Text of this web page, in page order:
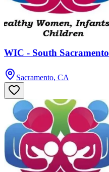
WIC - South Sacramento
Sacramento, CA